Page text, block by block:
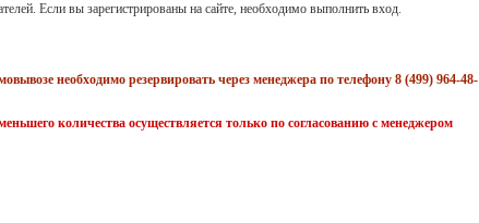
Если вы зарегистрированы на сайте, необходимо выполнить вход.
необходимо резервировать через менеджера по телефону 8 (499) 964-48-
количества осуществляется только по согласованию с менеджером